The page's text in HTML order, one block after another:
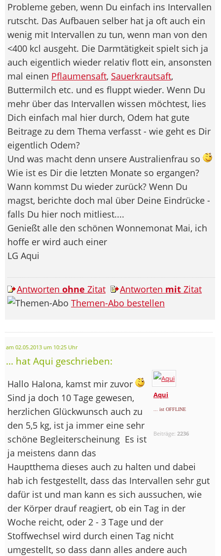
Probleme geben, wenn Du einfach ins Intervallen
rutscht. Das Aufbauen selber hat ja oft auch ein
wenig mit Intervallen zu tun, wenn man von den
<400 kcl ausgeht. Die Darmtätigkeit spielt sich ja
auch eigentlich wieder relativ flott ein, ansonsten
mal einen Pflaumensaft, Sauerkrautsaft,
Buttermilch etc. und es fluppt wieder. Wenn Du
mehr über das Intervallen wissen möchtest, lies
Dich einfach mal hier durch, Odem hat gute
Beitrage zu dem Thema verfasst - wie geht es Dir
eigentlich Odem?
Und was macht denn unsere Australienfrau so
Wie ist es Dir die letzten Monate so ergangen?
Wann kommst Du wieder zurück? Wenn Du
magst, berichte doch mal über Deine Eindrücke -
falls Du hier noch mitliest....
Genießt alle den schönen Wonnemonat Mai, ich
hoffe er wird auch einer
LG Aqui
Antworten ohne Zitat Antworten mit Zitat
Themen-Abo bestellen
am 02.05.2013 um 10:25 Uhr
... hat Aqui geschrieben:
Aqui
... ist OFFLINE
Beiträge: 2236
Hallo Halona, kamst mir zuvor
Sind ja doch 10 Tage gewesen,
herzlichen Glückwunsch auch zu
den 5,5 kg, ist ja immer eine sehr
schöne Begleiterscheinung Es ist
ja meistens dann das
Hauptthema dieses auch zu halten und dabei
hab ich festgestellt, dass das Intervallen sehr gut
dafür ist und man kann es sich aussuchen, wie
der Körper drauf reagiert, ob ein Tag in der
Woche reicht, oder 2 - 3 Tage und der
Stoffwechsel wird durch einen Tag nicht
umgestellt, so dass dann alles andere auch